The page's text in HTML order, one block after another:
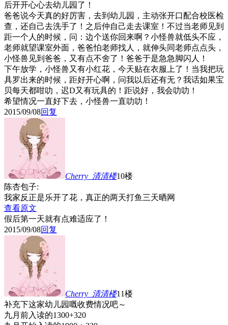
后开开心心去幼儿园了！
爸爸说今天真的好厉害，去到幼儿园，主动张开口配合校医检
查，还自己去洗手了！之后仲自己走去课室！不过当老师见到
距一个人的时候，问：边个送你回来啊？小怪兽就低头不应，
老师就望课室外面，爸爸怕老师找人，就伸头同老师点点头，
小怪兽见到爸爸，又有点不舍了！爸爸于是急急脚闪人！
下午放学，小怪兽又有小红花，今天贴在衣服上了！当我把玩
具罗出来的时候，距好开心啊，问我以后还有无？我话如果宝
贝每天都咁叻，迟D又有玩具的！距说好，我会叻叻！
希望情况一直好下去，小怪兽一直叻叻！
2015/09/08回复
Cherry_清清楼10楼
陈杏包子:
我家反正是乐开了花，真正的两天打鱼三天晒网
查看原文
假后第一天就有点难适应了！
2015/09/08回复
Cherry_清清楼11楼
补充下这家幼儿园嘅收费情况吧～
九月前入读的1300+320